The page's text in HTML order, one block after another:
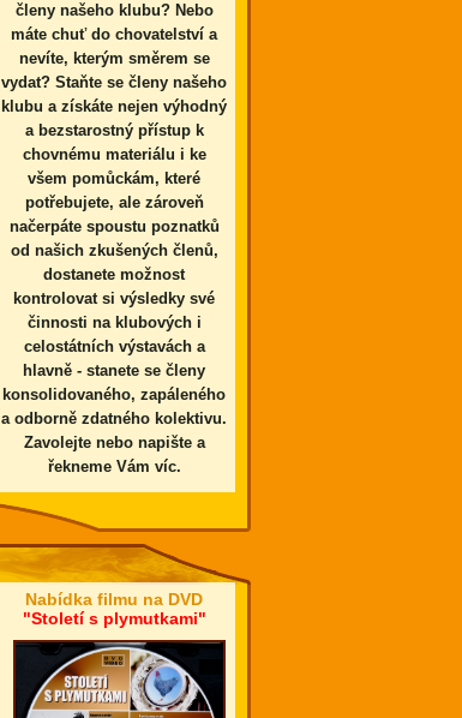
členy našeho klubu? Nebo
máte chuť do chovatelství a
nevíte, kterým směrem se
vydat? Staňte se členy našeho
klubu a získáte nejen výhodný
a bezstarostný přístup k
chovnému materiálu i ke
všem pomůckám, které
potřebujete, ale zároveň
načerpáte spoustu poznatků
od našich zkušených členů,
dostanete možnost
kontrolovat si výsledky své
činnosti na klubových i
celostátních výstavách a
hlavně - stanete se členy
konsolidovaného, zapáleného
a odborně zdatného kolektivu.
Zavolejte nebo napište a
řekneme Vám víc.
Nabídka filmu na DVD
"Století s plymutkami"